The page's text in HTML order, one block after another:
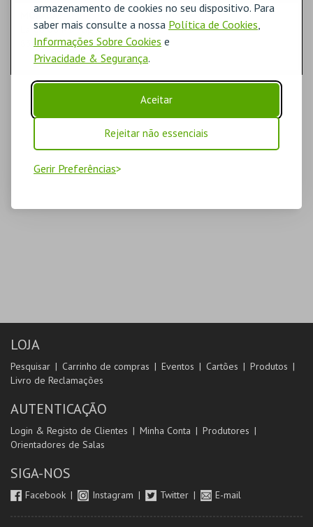
armazenamento de cookies no seu dispositivo. Para
saber mais consulte a nossa Política de Cookies,
Informações Sobre Cookies e
Privacidade & Segurança.
Aceitar
Rejeitar não essenciais
Gerir Preferências
MAIS INFO
COMPRAR
MORADA
Largo do Município
8300-117 Silves
LOJA
Pesquisar Carrinho de compras Eventos Cartões
Produtos
Livro de Reclamações
AUTENTICAÇÃO
Login & Registo de Clientes Minha Conta
Produtores
Orientadores de Salas
SIGA-NOS
Facebook Instagram Twitter E-mail